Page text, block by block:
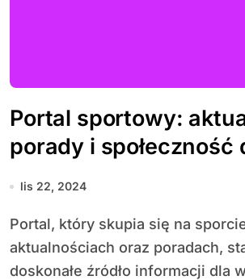
Portal sportowy:
porady i społeczność
entuzjastów
lis 22, 2024
Portal, który skupia się na sporcie,
aktualnościach oraz poradach,
doskonałe źródło informacji dla